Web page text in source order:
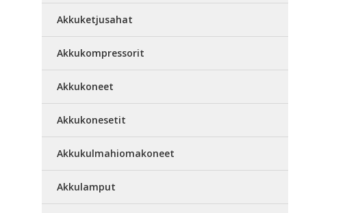
Akkuketjusahat
Akkukompressorit
Akkukoneet
Akkukonesetit
Akkukulmahiomakoneet
Akkulamput